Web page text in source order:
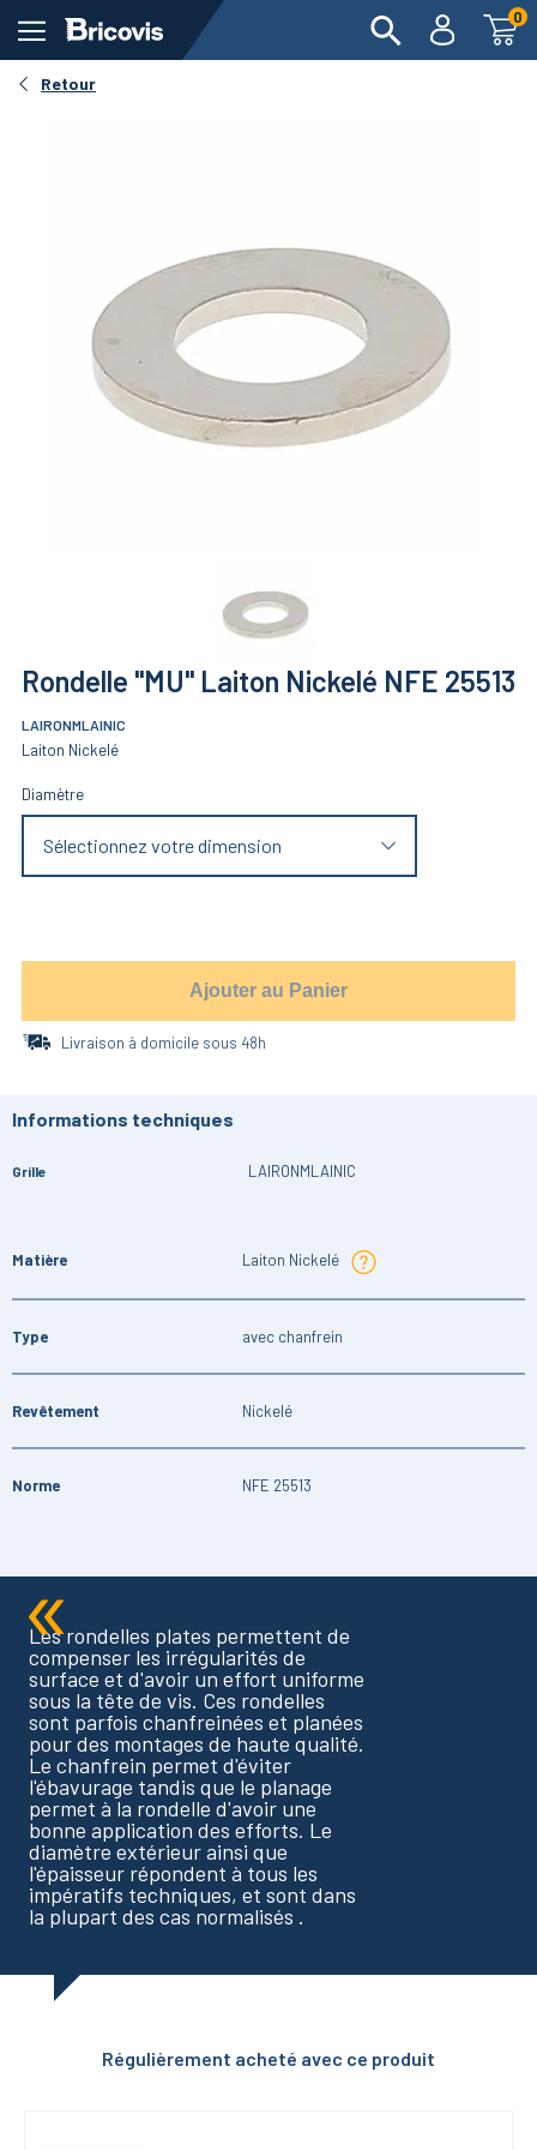
0
Retour
Rondelle "MU" Laiton Nickelé NFE 25513
LAIRONMLAINIC
Laiton Nickelé
Diamètre
Sélectionnez votre dimension
Ajouter au Panier
Livraison à domicile sous 48h
Informations techniques
Grille LAIRONMLAINIC
Matière Laiton Nickelé
Type avec chanfrein
Revêtement Nickelé
Norme NFE 25513
Les rondelles plates permettent de
compenser les irrégularités de
surface et d'avoir un effort uniforme
sous la tête de vis. Ces rondelles
sont parfois chanfreinées et planées
pour des montages de haute qualité.
Le chanfrein permet d'éviter
l'ébavurage tandis que le planage
permet à la rondelle d'avoir une
bonne application des efforts. Le
diamètre extérieur ainsi que
l'épaisseur répondent à tous les
impératifs techniques, et sont dans
la plupart des cas normalisés .
Régulièrement acheté avec ce produit